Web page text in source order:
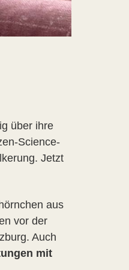
über ihre
Science-
Jetzt
aus
vor der
Auch
mit